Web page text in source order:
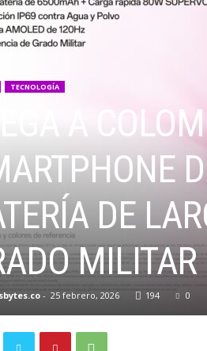
TECNOLOGÍA
A
DE
MILITAR
- 25 febrero, 2026 194 0